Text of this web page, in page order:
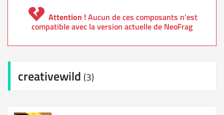
Attention !Aucun de ces composants n'est
compatible avec la version actuelle de NeoFrag
creativewild (3)